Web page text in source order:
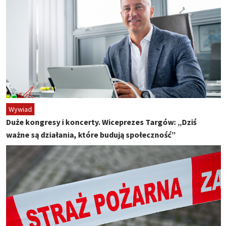
Wywiad
Duże kongresy i koncerty. Wiceprezes Targów: „Dziś
ważne są działania, które budują społeczność”